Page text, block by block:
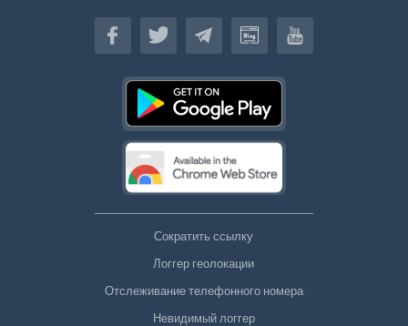
Русский
Сократить ссылку
Логгер геолокации
Отслеживание телефонного номера
Невидимый логгер